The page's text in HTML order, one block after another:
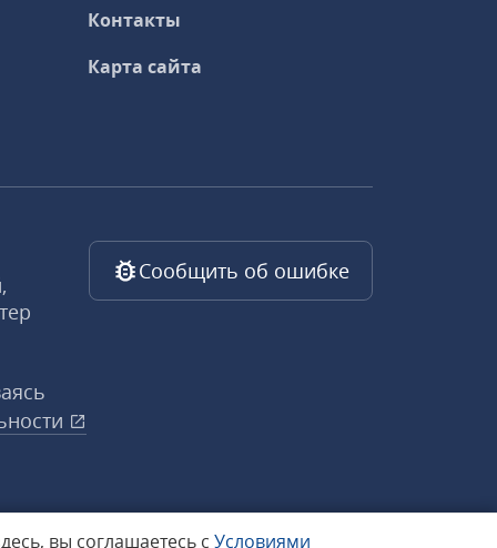
вы соглашаетесь с Условиями
Контакты
Карта сайта
Сообщить об ошибке